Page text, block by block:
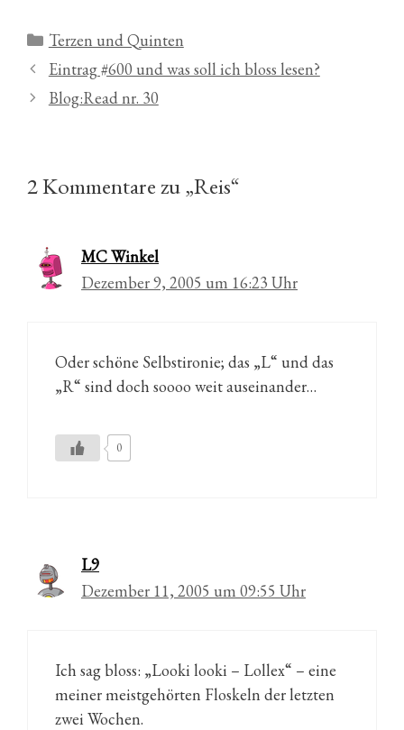
Kategorien
Terzen und Quinten
Eintrag #600 und was soll ich bloss lesen?
Blog:Read nr. 30
2 Kommentare zu „Reis“
MC Winkel
Dezember 9, 2005 um 16:23 Uhr
Oder schöne Selbstironie; das „L“ und das
„R“ sind doch soooo weit auseinander…
0
L9
Dezember 11, 2005 um 09:55 Uhr
Ich sag bloss: „Looki looki – Lollex“ – eine
meiner meistgehörten Floskeln der letzten
zwei Wochen.